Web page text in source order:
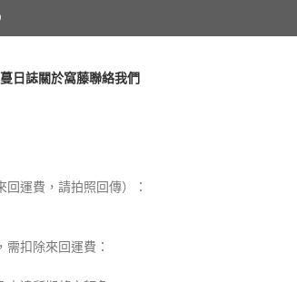
日誌關於窩藤聯絡我們
政策
運費，請拍照回傳）：
扣除來回運費：